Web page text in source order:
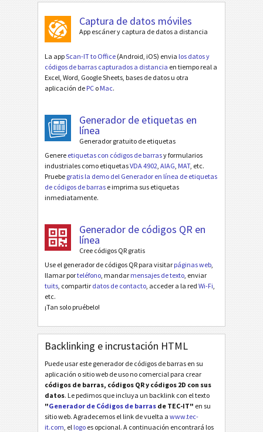
Captura de datos móviles
App escáner y captura de datos a distancia
La appScan-IT to Office (Android, iOS) envia los datos y
códigos de barras capturados a distancia en tiempo real a
Excel, Word, Google Sheets, bases de datos u otra
aplicación de PC o Mac.
Generador de etiquetas en
línea
Generador gratuito de etiquetas
Genere etiquetas con códigos de barrasy formularios
industriales como etiquetasVDA 4902 AIAG MAT, etc.
Pruebe gratis la demo del Generador en línea de etiquetas
de códigos de barras e imprima sus etiquetas
inmediatamente.
Generador de códigos QR en
línea
Cree códigos QR gratis
Use el generador de códigos QR para visitar páginas web
llamar porteléfono , mandar mensajes de texto , enviar
tuits , compartir datos de contacto , acceder a la red Wi-Fi
etc.
¡Tan solo pruébelo!
Backlinking e incrustación HTML
Puede usar este generador de códigos de barras en su
aplicación o sitio web de uso no comercial para crear
códigos de barras, códigos QR y códigos 2D con sus
datos. Le pedimos que incluya un backlink con el texto
"Generador de Códigos de barras de TEC-IT" en su
sitio web. Agradecemos el link de vuelta a www.tec-
it.com , el logo es opcional. A continuación encontrará los